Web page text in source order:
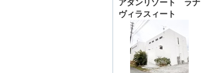
アダンリゾート ラナ
ヴィラスィート